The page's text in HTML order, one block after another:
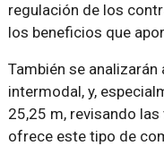
regulación de los
los beneficios que
También se
intermodal, y,
25,25 m, revisando
ofrece este tipo de